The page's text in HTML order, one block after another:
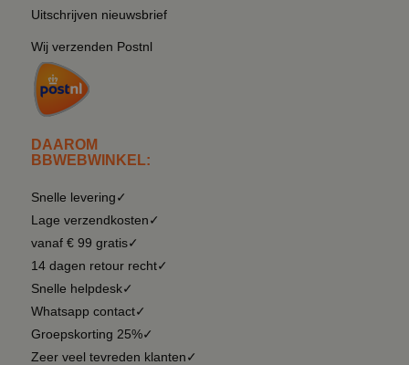
Uitschrijven nieuwsbrief
Wij verzenden Postnl
DAAROM
BBWEBWINKEL:
Snelle levering✓
Lage verzendkosten✓
vanaf € 99 gratis✓
14 dagen retour recht✓
Snelle helpdesk✓
Whatsapp contact✓
Groepskorting 25%✓
Zeer veel tevreden klanten✓